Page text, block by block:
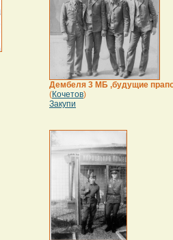
Дембеля 3 МБ ,будущие
(Кочетов)
Закупи